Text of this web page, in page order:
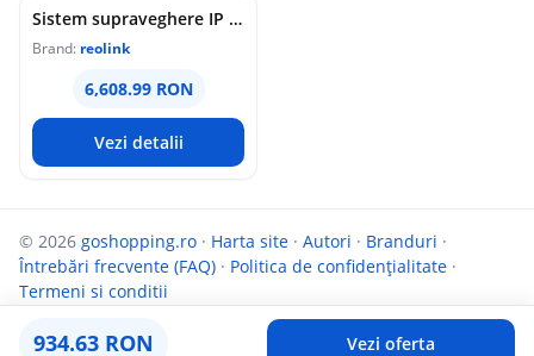
934.63 RON Vezi oferta
Sistem supraveghere IP Dome Reolink Color Night Vision NVS16-12MD8, 8 camere, 12 MP, IR / lumina alba 30 m, 4 mm, microfon si difuzor, detectie om/vehicul/animal, PoE, HDD 4 TB inclus
Brand: reolink
6,608.99 RON
Vezi detalii
© 2026 goshopping.ro · Harta site · Autori · Branduri ·
Întrebări frecvente (FAQ) · Politica de confidențialitate ·
Termeni si conditii
Parteneri: InfoCompanii.ro Targuldecarti.ro